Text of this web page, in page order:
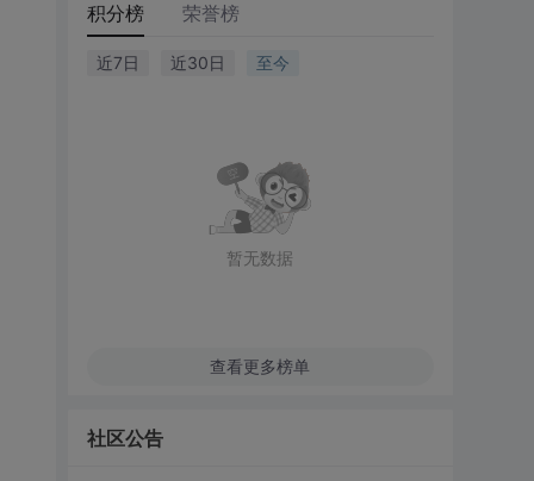
积分榜 荣誉榜
近7日 近30日 至今
暂无数据
查看更多榜单
社区公告